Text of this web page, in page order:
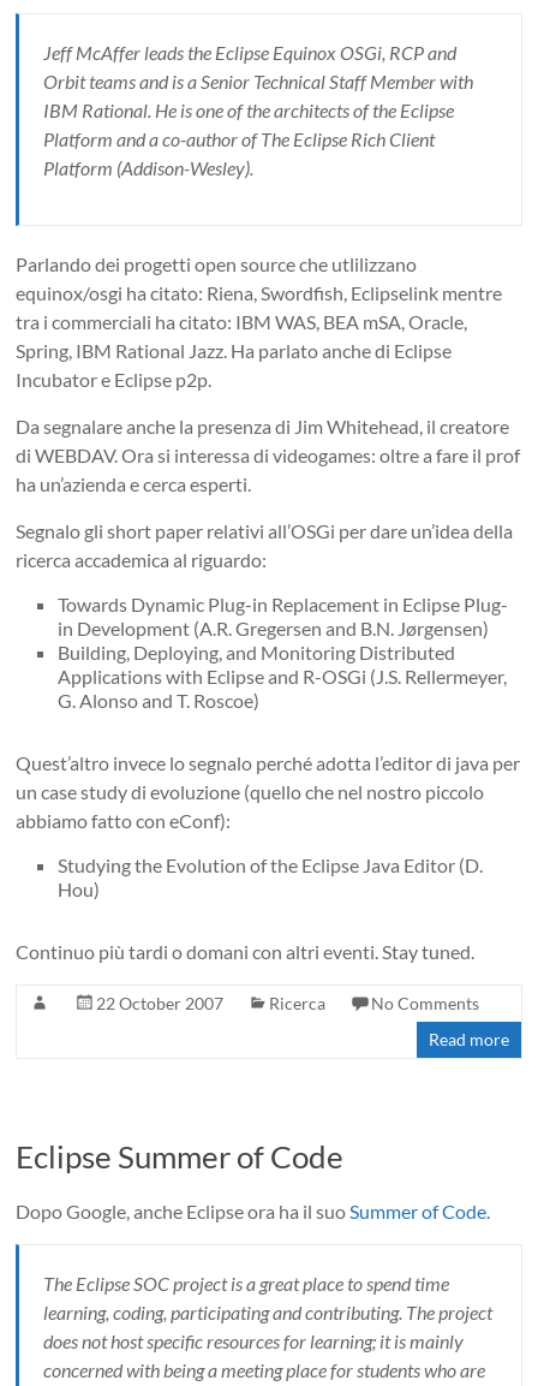
Jeff McAffer leads the Eclipse Equinox OSGi, RCP and
Orbit teams and is a Senior Technical Staff Member with
IBM Rational. He is one of the architects of the Eclipse
Platform and a co-author of The Eclipse Rich Client
Platform (Addison-Wesley).
Parlando dei progetti open source che utlilizzano
equinox/osgi ha citato: Riena, Swordfish, Eclipselink mentre
tra i commerciali ha citato: IBM WAS, BEA mSA, Oracle,
Spring, IBM Rational Jazz. Ha parlato anche di Eclipse
Incubator e Eclipse p2p.
Da segnalare anche la presenza di Jim Whitehead, il creatore
di WEBDAV. Ora si interessa di videogames: oltre a fare il prof
ha un’azienda e cerca esperti.
Segnalo gli short paper relativi all’OSGi per dare un’idea della
ricerca accademica al riguardo:
Towards Dynamic Plug-in Replacement in Eclipse Plug-
in Development (A.R. Gregersen and B.N. Jørgensen)
Building, Deploying, and Monitoring Distributed
Applications with Eclipse and R-OSGi (J.S. Rellermeyer,
G. Alonso and T. Roscoe)
Quest’altro invece lo segnalo perché adotta l’editor di java per
un case study di evoluzione (quello che nel nostro piccolo
abbiamo fatto con eConf):
Studying the Evolution of the Eclipse Java Editor (D.
Hou)
Continuo più tardi o domani con altri eventi. Stay tuned.
22 October 2007 Ricerca
No Comments
Read more
Eclipse Summer of Code
Dopo Google, anche Eclipse ora ha il suoSummer of Code.
The Eclipse SOC project is a great place to spend time
learning, coding, participating and contributing. The project
does not host specific resources for learning; it is mainly
concerned with being a meeting place for students who are